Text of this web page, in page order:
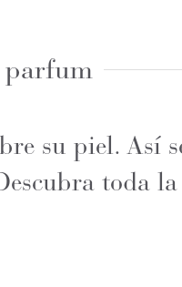
su piel. Así
toda